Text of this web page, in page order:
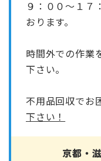
９：００～１７
おります。
時間外での作業
下さい。
不用品回収でお
下さい！
京都・